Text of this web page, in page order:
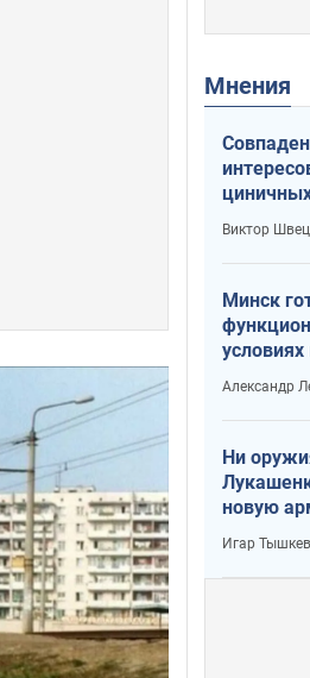
Мнения
или
Трампа и
Виктор Швец
Минск
Александр
Ни
новую
Игар